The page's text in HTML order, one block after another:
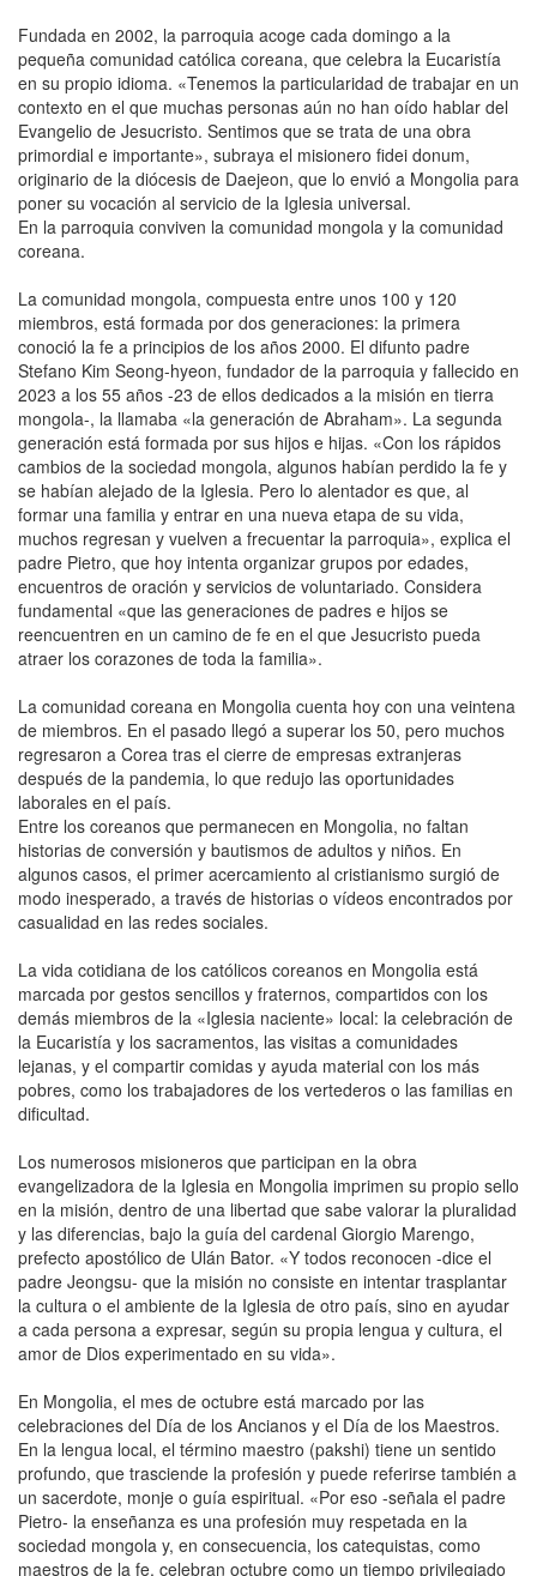
Fundada en 2002, la parroquia acoge cada domingo a la
pequeña comunidad católica coreana, que celebra la Eucaristía
en su propio idioma. «Tenemos la particularidad de trabajar en un
contexto en el que muchas personas aún no han oído hablar del
Evangelio de Jesucristo. Sentimos que se trata de una obra
primordial e importante», subraya el misionero fidei donum,
originario de la diócesis de Daejeon, que lo envió a Mongolia para
poner su vocación al servicio de la Iglesia universal.
En la parroquia conviven la comunidad mongola y la comunidad
coreana.
La comunidad mongola, compuesta entre unos 100 y 120
miembros, está formada por dos generaciones: la primera
conoció la fe a principios de los años 2000. El difunto padre
Stefano Kim Seong-hyeon, fundador de la parroquia y fallecido en
2023 a los 55 años -23 de ellos dedicados a la misión en tierra
mongola-, la llamaba «la generación de Abraham». La segunda
generación está formada por sus hijos e hijas. «Con los rápidos
cambios de la sociedad mongola, algunos habían perdido la fe y
se habían alejado de la Iglesia. Pero lo alentador es que, al
formar una familia y entrar en una nueva etapa de su vida,
muchos regresan y vuelven a frecuentar la parroquia», explica el
padre Pietro, que hoy intenta organizar grupos por edades,
encuentros de oración y servicios de voluntariado. Considera
fundamental «que las generaciones de padres e hijos se
reencuentren en un camino de fe en el que Jesucristo pueda
atraer los corazones de toda la familia».
La comunidad coreana en Mongolia cuenta hoy con una veintena
de miembros. En el pasado llegó a superar los 50, pero muchos
regresaron a Corea tras el cierre de empresas extranjeras
después de la pandemia, lo que redujo las oportunidades
laborales en el país.
Entre los coreanos que permanecen en Mongolia, no faltan
historias de conversión y bautismos de adultos y niños. En
algunos casos, el primer acercamiento al cristianismo surgió de
modo inesperado, a través de historias o vídeos encontrados por
casualidad en las redes sociales.
La vida cotidiana de los católicos coreanos en Mongolia está
marcada por gestos sencillos y fraternos, compartidos con los
demás miembros de la «Iglesia naciente» local: la celebración de
la Eucaristía y los sacramentos, las visitas a comunidades
lejanas, y el compartir comidas y ayuda material con los más
pobres, como los trabajadores de los vertederos o las familias en
dificultad.
Los numerosos misioneros que participan en la obra
evangelizadora de la Iglesia en Mongolia imprimen su propio sello
en la misión, dentro de una libertad que sabe valorar la pluralidad
y las diferencias, bajo la guía del cardenal Giorgio Marengo,
prefecto apostólico de Ulán Bator. «Y todos reconocen -dice el
padre Jeongsu- que la misión no consiste en intentar trasplantar
la cultura o el ambiente de la Iglesia de otro país, sino en ayudar
a cada persona a expresar, según su propia lengua y cultura, el
amor de Dios experimentado en su vida».
En Mongolia, el mes de octubre está marcado por las
celebraciones del Día de los Ancianos y el Día de los Maestros.
En la lengua local, el término maestro (pakshi) tiene un sentido
profundo, que trasciende la profesión y puede referirse también a
un sacerdote, monje o guía espiritual. «Por eso -señala el padre
Pietro- la enseñanza es una profesión muy respetada en la
sociedad mongola y, en consecuencia, los catequistas, como
maestros de la fe, celebran octubre como un tiempo privilegiado